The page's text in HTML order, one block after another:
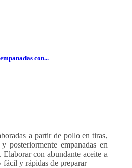
con...
a partir de pollo en tiras,
posteriormente empanadas en
con abundante aceite a
fácil y rápidas de preparar